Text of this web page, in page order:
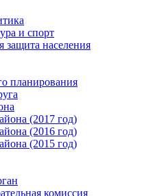
и спорт
защита населения
планирования
(2017 год)
(2016 год)
(2015 год)
комиссия